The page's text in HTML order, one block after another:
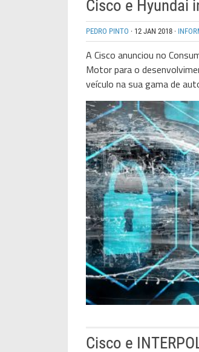
Cisco e Hyundai
PEDRO PINTO · 12 JAN 2018 ·
A Cisco anunciou no
Motor para o
veículo na sua gama de
Cisco e